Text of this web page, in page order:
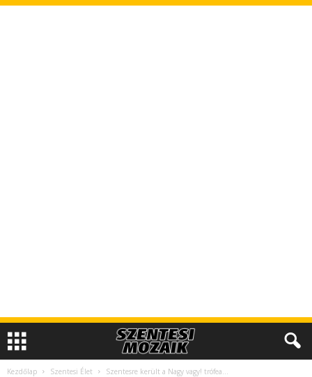
Kezdőlap Szentesi Élet Szentesre került a Nagy vagy! trófea…